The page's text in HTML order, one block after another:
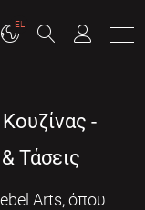
EL
-
Τάσεις
Arts, όπου